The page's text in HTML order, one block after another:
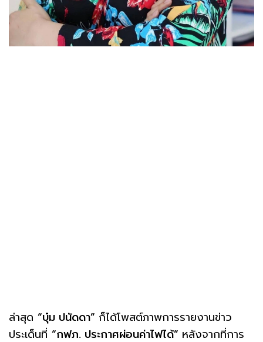
ล่าสุด “บุ๋ม ปนัดดา” ก็ได้โพสต์ภาพการรายงานข่าว
ประเด็นที่ “กฟภ. ประกาศผ่อนค่าไฟได้” หลังจากที่การ